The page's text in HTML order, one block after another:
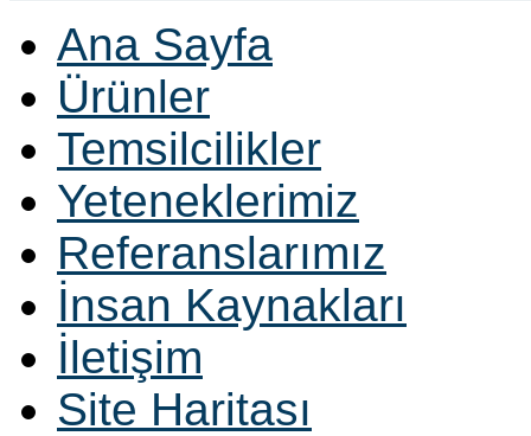
Ana Sayfa
Ürünler
Temsilcilikler
Yeteneklerimiz
Referanslarımız
İnsan Kaynakları
İletişim
Site Haritası